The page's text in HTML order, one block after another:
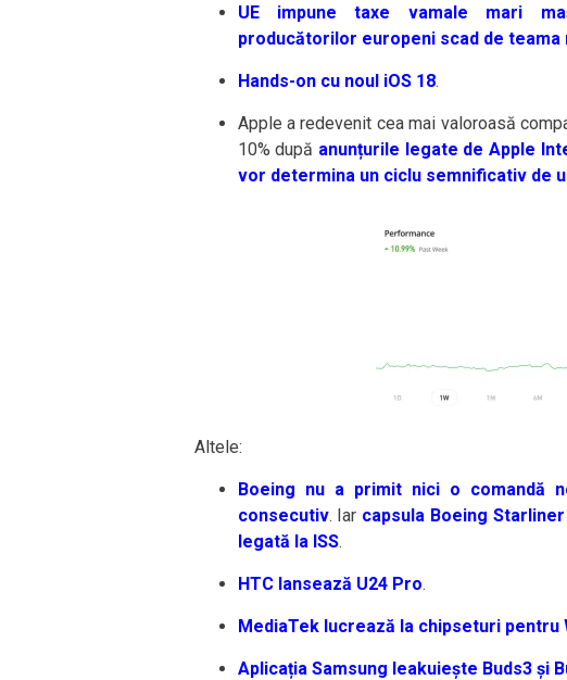
UE impune taxe vamale mari
producătorilor europeni scad de
Hands-on cu noul iOS 18.
Apple a redevenit cea mai valoroasă
10% după anunțurile legate de Apple
vor determina un ciclu semnificativ de
Altele:
Boeing nu a primit nici o comandă
consecutiv. Iar capsula Boeing
legată la ISS.
HTC lansează U24 Pro.
MediaTek lucrează la chipseturi pentru
Aplicația Samsung leakuiește Buds3 și